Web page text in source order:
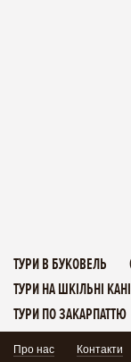
ТУРИ В БУКОВЕЛЬ
ТУРИ НА ШКІЛЬНІ
ТУРИ ПО ЗАКАРПАТТЮ
Про нас Контакти